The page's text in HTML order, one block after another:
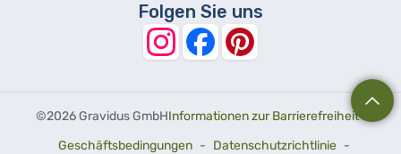
Folgen Sie uns
©2026 Gravidus GmbHInformationen zur Barrierefreiheit-
Geschäftsbedingungen - Datenschutzrichtlinie -